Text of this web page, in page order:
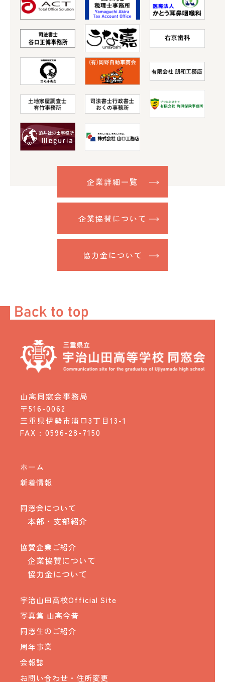
企業詳細一覧
企業協賛について
協力金について
山高同窓会事務局
〒516-0062
三重県伊勢市浦口3丁目13-1
FAX : 0596-28-7150
ホーム
新着情報
同窓会について
本部・支部紹介
協賛企業ご紹介
企業協賛について
協力金について
宇治山田高校Official Site
写真集 山高今昔
同窓生のご紹介
周年事業
会報誌
お問い合わせ・住所変更